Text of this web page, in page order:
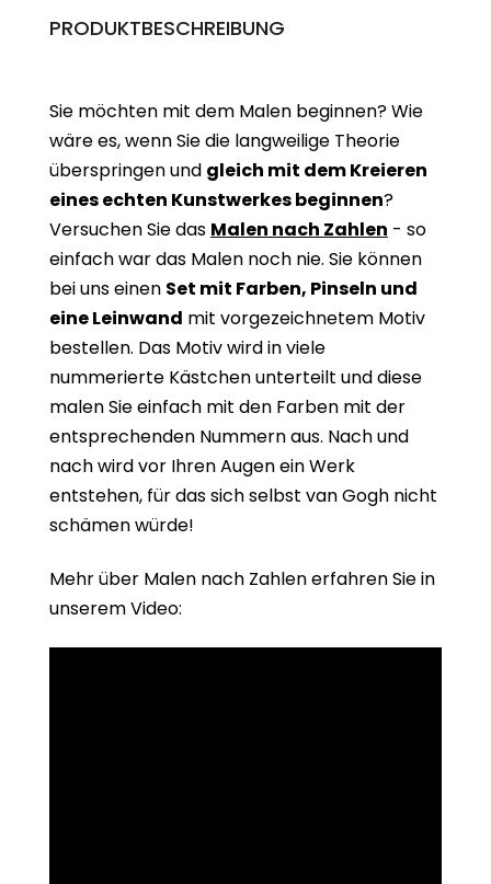
PRODUKTBESCHREIBUNG
Sie möchten mit dem Malen beginnen? Wie
wäre es, wenn Sie die langweilige Theorie
überspringen und gleich mit dem Kreieren
eines echten Kunstwerkes beginnen?
Versuchen Sie das Malen nach Zahlen - so
einfach war das Malen noch nie. Sie können
bei uns einen Set mit Farben, Pinseln und
eine Leinwand mit vorgezeichnetem Motiv
bestellen. Das Motiv wird in viele
nummerierte Kästchen unterteilt und diese
malen Sie einfach mit den Farben mit der
entsprechenden Nummern aus. Nach und
nach wird vor Ihren Augen ein Werk
entstehen, für das sich selbst van Gogh nicht
schämen würde!
Mehr über Malen nach Zahlen erfahren Sie in
unserem Video: